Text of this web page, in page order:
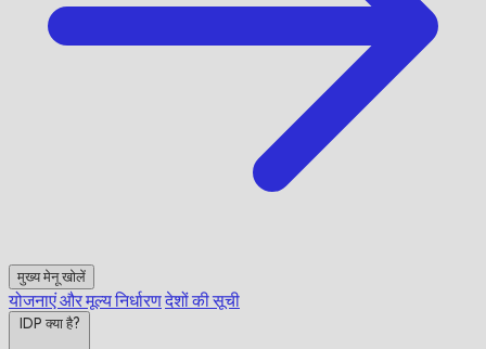
मुख्य मेनू खोलें
योजनाएं और मूल्य निर्धारणदेशों की सूची
IDP क्या है?